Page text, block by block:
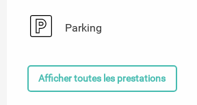
Parking
Afficher toutes les prestations